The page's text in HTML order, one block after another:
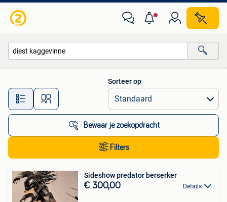
Alle afstanden…
Sorteer op
Bewaar je zoekopdracht
Filters
Sideshow predator berserker
€ 300,00 Details